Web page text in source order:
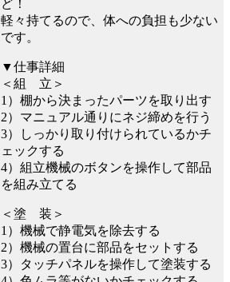
ど！
軽々持てるので、体への負担も少ない
です。
▼仕事詳細
＜組 立＞
1）棚から決まったパーツを取り出す
2）マニュアル通りにネジ締めを行う
3）しっかり取り付けられているかチ
ェックする
4）組立機械のボタンを操作して部品
を組み立てる
＜塗 装＞
1）機械で静電気を除去する
2）機械の置台に部品をセットする
3）タッチパネルを操作して塗装する